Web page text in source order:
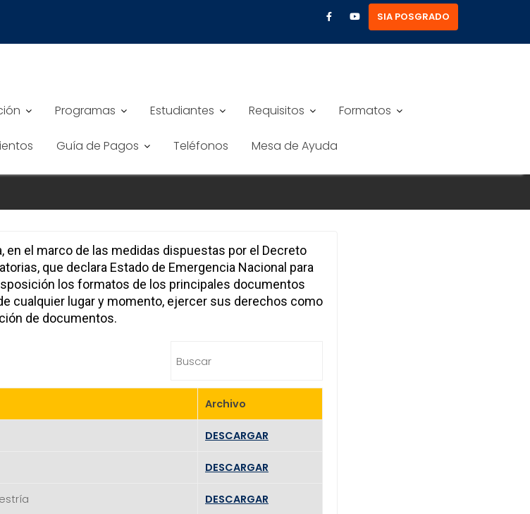
SIA POSGRADO
Programas Estudiantes Requisitos Formatos
Guía de Pagos Teléfonos Mesa de Ayuda
en el marco de las medidas dispuestas por el Decreto
que declara Estado de Emergencia Nacional para
los formatos de los principales documentos
cualquier lugar y momento, ejercer sus derechos como
de documentos.
Archivo
DESCARGAR
DESCARGAR
DESCARGAR